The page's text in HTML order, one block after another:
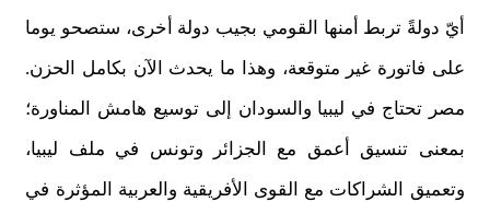
أيّ دولةً تربط أمنها القومي بجيب دولة أخرى، ستصحو يوما
على فاتورة غير متوقعة، وهذا ما يحدث الآن بكامل الحزن.
مصر تحتاج في ليبيا والسودان إلى توسيع هامش المناورة؛
بمعنى تنسيق أعمق مع الجزائر وتونس في ملف ليبيا،
وتعميق الشراكات مع القوى الأفريقية والعربية المؤثرة في